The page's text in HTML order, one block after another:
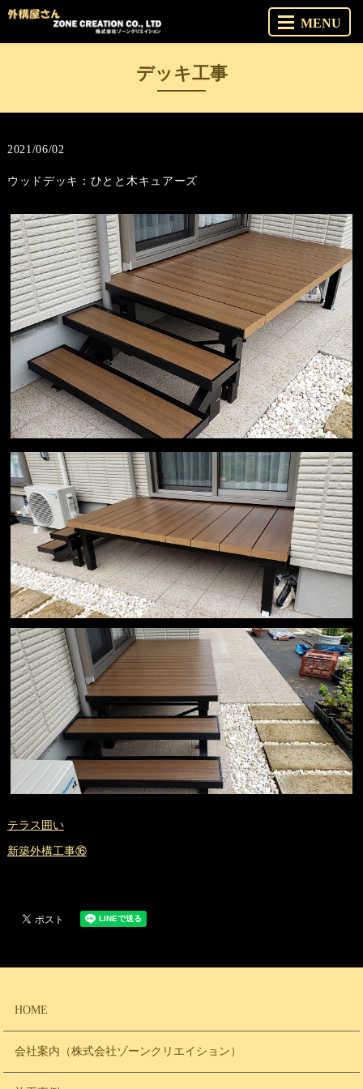
MENU
デッキ工事
2021/06/02
ウッドデッキ：ひとと木キュアーズ
テラス囲い
新築外構工事⑯
HOME
会社案内（株式会社ゾーンクリエイション）